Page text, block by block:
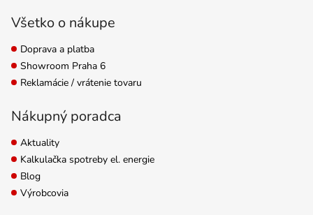
Všetko o nákupe
Doprava a platba
Showroom Praha 6
Reklamácie / vrátenie tovaru
Nákupný poradca
Aktuality
Kalkulačka spotreby el. energie
Blog
Výrobcovia